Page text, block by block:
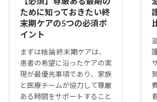
ために知っておきたい終
末期ケアの5つの必須ポ
イント
まずは結論 終末期ケアは、
患者の希望に沿ったケアの実
現が最優先事項であり、家族
と医療チームが協力して尊厳
ある時間をサポートすること